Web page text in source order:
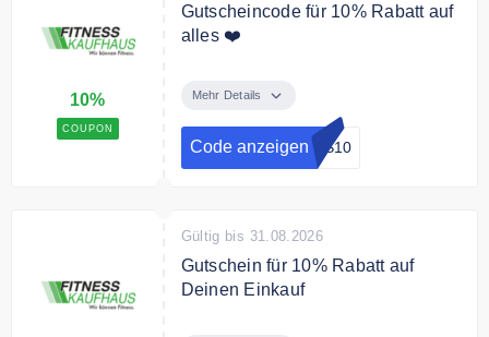
10%
COUPON
Gutscheincode für 10% Rabatt auf
alles ❤️
Deinen Einkauf.
Mehr Details
Code anzeigen SS10
Gültig bis 31.08.2026
Gutschein für 10% Rabatt auf
Deinen Einkauf